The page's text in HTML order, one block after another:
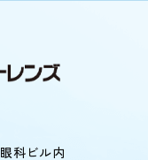
科ビル内